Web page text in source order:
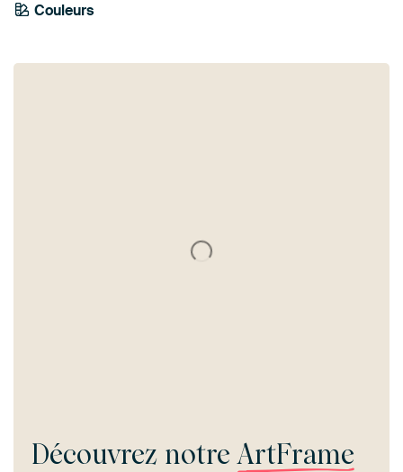
Couleurs
Sarcelle
Bordeaux
Orange
Découvrez notreArtFrame